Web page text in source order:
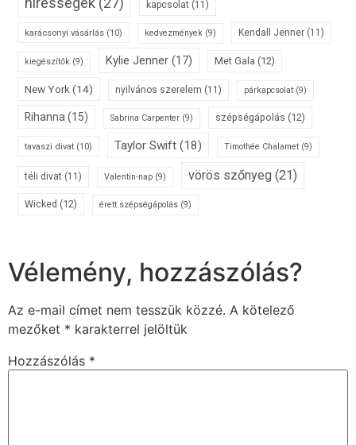
kapcsolat (11)
karácsonyi vásárlás (10) kedvezmények (9) Kendall Jenner (11)
kiegészítők (9) Kylie Jenner (17) Met Gala (12)
New York(14) nyilvános szerelem (11) párkapcsolat (9)
Rihanna(15) Sabrina Carpenter (9) szépségápolás (12)
tavaszi divat (10) Taylor Swift (18) Timothée Chalamet (9)
téli divat (11) Valentin-nap (9) vörös szőnyeg (21)
Wicked (12) érett szépségápolás (9)
Vélemény, hozzászólás?
Az e-mail címet nem tesszük közzé. A kötelező
mezőket * karakterrel jelöltük
Hozzászólás *